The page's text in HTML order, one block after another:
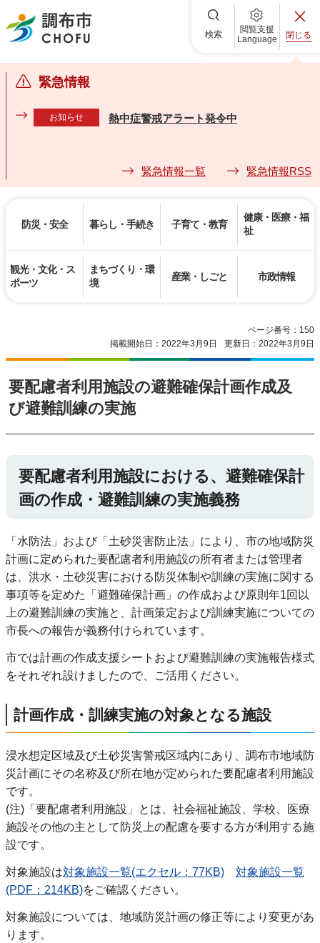
調布市 検索
閲覧支援
Language
閉じる
緊急情報
お知らせ 熱中症警戒アラート発令中
緊急情報一覧 緊急情報RSS
防災・安全 暮らし・手続き 子育て・教育
健康・医療・福
祉
観光・文化・ス
ポーツ
まちづくり・環
境
産業・しごと 市政情報
ページ番号：150
掲載開始日：2022年3月9日
更新日：2022年3月9日
要配慮者利用施設の避難確保計画作成及
び避難訓練の実施
要配慮者利用施設における、避難確保計
画の作成・避難訓練の実施義務
「水防法」および「土砂災害防止法」により、市の地域防災
計画に定められた要配慮者利用施設の所有者または管理者
は、洪水・土砂災害における防災体制や訓練の実施に関する
事項等を定めた「避難確保計画」の作成および原則年1回以
上の避難訓練の実施と、計画策定および訓練実施についての
市長への報告が義務付けられています。
市では計画の作成支援シートおよび避難訓練の実施報告様式
をそれぞれ設けましたので、ご活用ください。
計画作成・訓練実施の対象となる施設
浸水想定区域及び土砂災害警戒区域内にあり、調布市地域防
災計画にその名称及び所在地が定められた要配慮者利用施設
です。
(注)「要配慮者利用施設」とは、社会福祉施設、学校、医療
施設その他の主として防災上の配慮を要する方が利用する施
設です。
対象施設は対象施設一覧(エクセル：77KB)
対象施設一覧
(PDF：214KB)をご確認ください。
対象施設については、地域防災計画の修正等により変更があ
ります。